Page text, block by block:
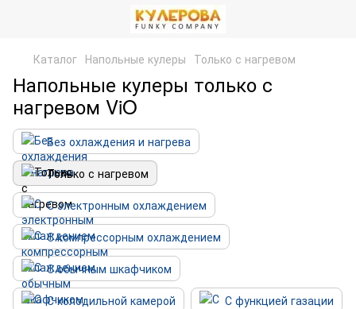
Каталог Напольные кулеры Только с нагревом
Напольные кулеры только с
нагревом ViO
Без охлаждения и нагрева
Только с нагревом
С электронным охлаждением
С компрессорным охлаждением
С обычным шкафчиком
С холодильной камерой
С функцией газации